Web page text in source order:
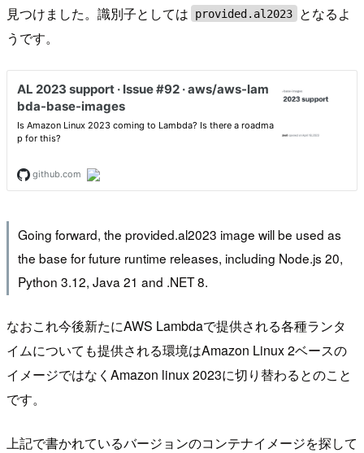
見つけました。識別子としては
provided.al2023
となるよ
うです。
Going forward, the provided.al2023 image will be used as
the base for future runtime releases, including Node.js 20,
Python 3.12, Java 21 and .NET 8.
なおこれ今後新たにAWS Lambdaで提供される各種ランタ
イムについても提供される環境はAmazon Linux 2ベースの
イメージではなくAmazon linux 2023に切り替わるとのこと
です。
上記で書かれているバージョンのコンテナイメージを探して